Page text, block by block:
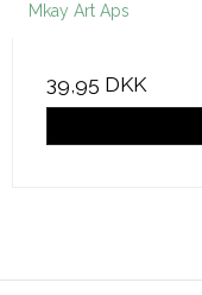
Mkay Art Aps
39,95 DKK